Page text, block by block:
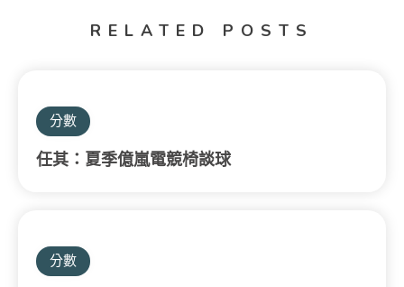
RELATED POSTS
分數
任其：夏季億嵐電競椅談球
分數